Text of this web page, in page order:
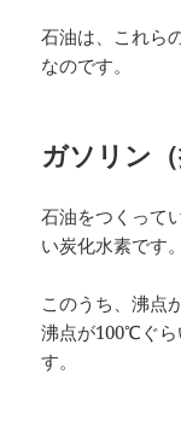
石油は、これら
なのです。
ガソリン（
石油をつくって
い炭化水素です。
このうち、沸点
沸点が100℃ぐら
す。